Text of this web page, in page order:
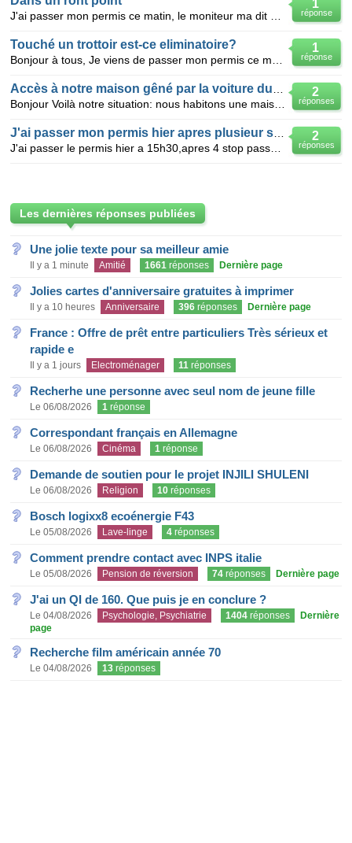
1
réponse
1
réponse
Touché un trottoir est-ce eliminatoire?
2
réponses
2
réponses
Les dernières réponses publiées
Une jolie texte pour sa meilleur amie
Il y a 1 minute Amitié 1661 réponses Dernière page
Jolies cartes d'anniversaire gratuites à imprimer
Il y a 10 heures Anniversaire 396 réponses Dernière page
France : Offre de prêt entre particuliers Très sérieux et
rapide e
Il y a 1 jours Electroménager 11 réponses
Recherhe une personne avec seul nom de jeune fille
Le 06/08/2026 1 réponse
Correspondant français en Allemagne
Le 06/08/2026 Cinéma 1 réponse
Demande de soutien pour le projet INJILI SHULENI
Le 06/08/2026 Religion 10 réponses
Bosch logixx8 ecoénergie F43
Le 05/08/2026 Lave-linge 4 réponses
Comment prendre contact avec INPS italie
Le 05/08/2026 Pension de réversion 74 réponses Dernière page
J'ai un QI de 160. Que puis je en conclure ?
Le 04/08/2026 Psychologie, Psychiatrie 1404 réponses
Dernière
page
Recherche film américain année 70
Le 04/08/2026 13 réponses